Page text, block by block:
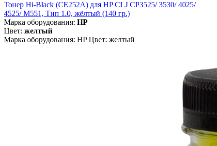
Тонер Hi-Black (CE252A) для HP CLJ CP3525/ 3530/ 4025/
4525/ M551, Тип 1.0, жёлтый (140 гр.)
Марка оборудования: HP
Цвет: желтый
Марка оборудования: HP Цвет: желтый